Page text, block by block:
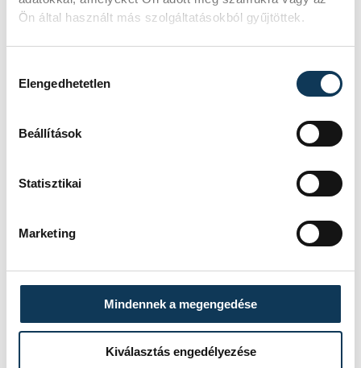
Ön által használt más szolgáltatásokból gyűjtöttek.
Elengedhetetlen
Beállítások
Statisztikai
Marketing
Mindennek a megengedése
Kiválasztás engedélyezése
TOVÁBBI CIKKEK
ONE VESZPRÉM HC